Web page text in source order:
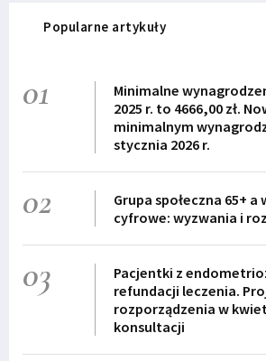
Popularne artykuły
01
Minimalne
2025 r. to 4666,00 zł.
minimalnym
stycznia 2026 r.
02
Grupa społeczna 65+ a
cyfrowe: wyzwania i
03
Pacjentki z
refundacji leczenia.
rozporządzenia w
konsultacji